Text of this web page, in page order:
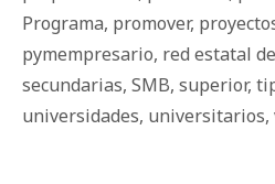
Programa, promover,
pymempresario, red estatal
secundarias, SMB, superior,
universidades, universitarios,